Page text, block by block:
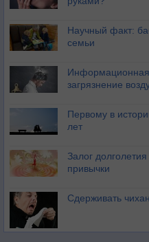
Научный факт:
семьи
Информационная
загрязнение
Первому в
лет
Залог
привычки
Сдерживать